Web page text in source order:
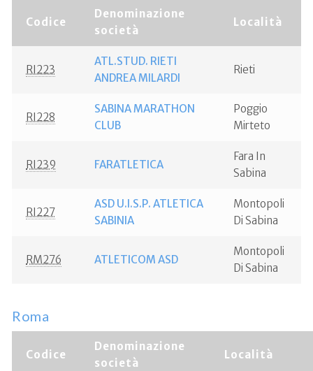
Codice
Denominazione
società
Località
RI223
ATL.STUD. RIETI
ANDREA MILARDI
Rieti
RI228
SABINA MARATHON
CLUB
Poggio
Mirteto
RI239 FARATLETICA
Fara In
Sabina
RI227
ASD U.I.S.P. ATLETICA
SABINIA
Montopoli
Di Sabina
RM276 ATLETICOM ASD
Montopoli
Di Sabina
Roma
Codice
Denominazione
società
Località